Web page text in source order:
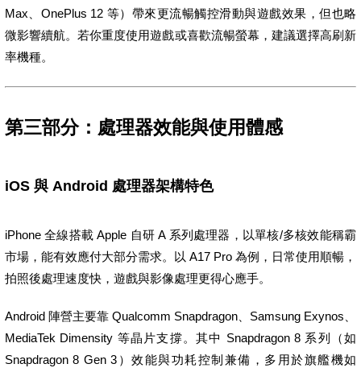
Max、OnePlus 12 等）帶來更流暢觸控滑動與遊戲效果，但也略
微影響續航。若你重度使用遊戲或喜歡流暢螢幕，建議選擇高刷新
率機種。
第三部分：處理器效能與使用體感
iOS 與 Android 處理器架構特色
iPhone 全線搭載 Apple 自研 A 系列處理器，以單核/多核效能稱霸
市場，能有效應付大部分需求。以 A17 Pro 為例，日常使用順暢，
拍照後處理速度快，遊戲與影像處理更得心應手。
Android 陣營主要靠 Qualcomm Snapdragon、Samsung Exynos、
MediaTek Dimensity 等晶片支撐。其中 Snapdragon 8 系列（如
Snapdragon 8 Gen 3）效能與功耗控制兼備，多用於旗艦機如